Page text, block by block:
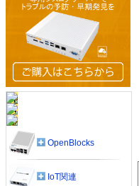
OpenBlocks
IoT関連